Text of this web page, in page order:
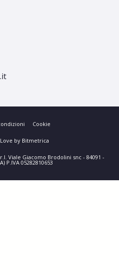
Cookie
by Bitmetrica
Viale Giacomo Brodolini snc - 84091 -
P.IVA 05282810653